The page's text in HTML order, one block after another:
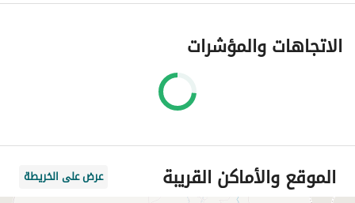
الاتجاهات والمؤشرات
الموقع والأماكن القريبة عرض على الخريطة